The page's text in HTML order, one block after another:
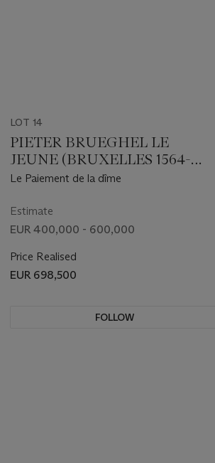
LOT 14
PIETER BRUEGHEL LE
JEUNE (BRUXELLES 1564-
1638 ANVERS)
Le Paiement de la dîme
Estimate
EUR 400,000 - 600,000
Price Realised
EUR 698,500
FOLLOW